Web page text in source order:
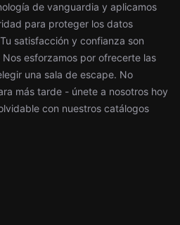
de vanguardia y aplicamos
para proteger los datos
satisfacción y confianza son
esforzamos por ofrecerte las
una sala de escape. No
más tarde - únete a nosotros hoy
con nuestros catálogos